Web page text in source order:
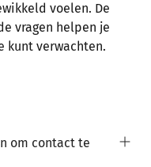
voelen. De
vragen helpen je
kunt verwachten.
om contact te